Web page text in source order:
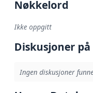
Nøkkelord
Ikke oppgitt
Diskusjoner
Ingen diskusjoner